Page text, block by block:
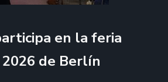
en la feria
2026 de Berlín